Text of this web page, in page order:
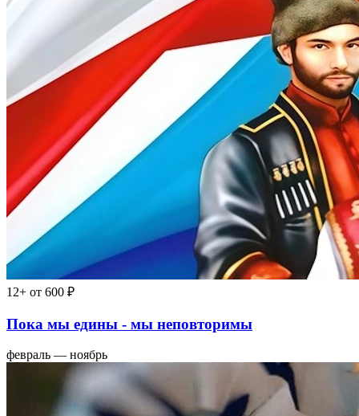
12+ от 600 ₽
Пока мы едины - мы неповторимы
февраль — ноябрь